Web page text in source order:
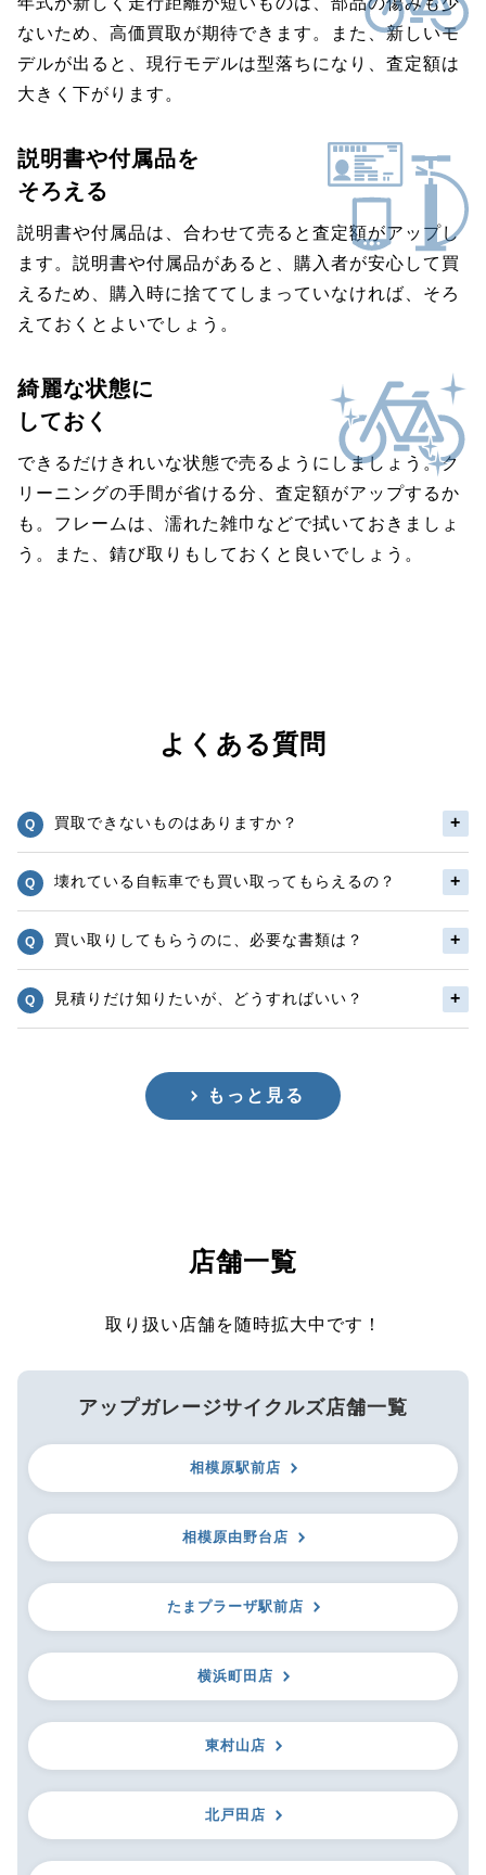
ないため、高価買取が期待できます。また、新しいモ
デルが出ると、現行モデルは型落ちになり、査定額は
大きく下がります。
説明書や付属品を
そろえる
説明書や付属品は、合わせて売ると査定額がアップし
ます。説明書や付属品があると、購入者が安心して買
えるため、購入時に捨ててしまっていなければ、そろ
えておくとよいでしょう。
綺麗な状態に
しておく
できるだけきれいな状態で売るようにしましょう。ク
リーニングの手間が省ける分、査定額がアップするか
も。フレームは、濡れた雑巾などで拭いておきましょ
う。また、錆び取りもしておくと良いでしょう。
よくある質問
買取できないものはありますか？
壊れている自転車でも買い取ってもらえるの？
買い取りしてもらうのに、必要な書類は？
見積りだけ知りたいが、どうすればいい？
もっと見る
店舗一覧
取り扱い店舗を随時拡大中です！
アップガレージサイクルズ店舗一覧
相模原駅前店
相模原由野台店
たまプラーザ駅前店
横浜町田店
東村山店
北戸田店